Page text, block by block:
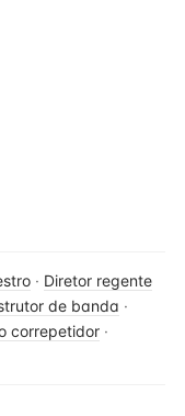
· Diretor regente
de banda ·
correpetidor ·